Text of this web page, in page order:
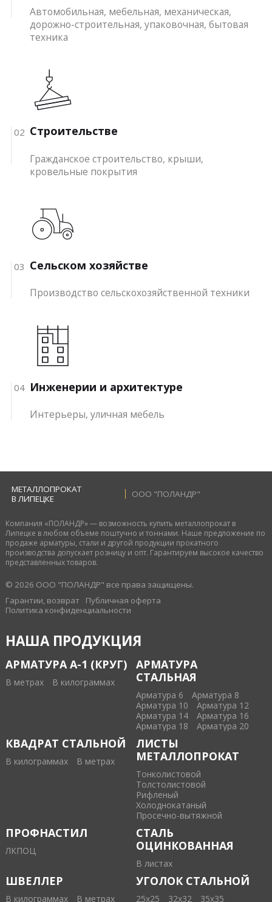
Автомобильная, мебельная, механическая,
дорожно-строительная, упаковочная, бытовая
техника
02 Строительстве
Гражданское строительство, крыши,
кровельные покрытия
03 Сельском хозяйстве
Производство сельскохозяйственной техники
04 Инженерии и архитектуре
Интерьеры, уличная мебель
МЕТАЛЛОПРОКАТ
В ЛИПЕЦКЕ
ООО "ПОЛАНДР"
Компания «ПОЛАНДР» — возможность купить металлопрокат в
Липецке в любом объеме поштучно и тоннами. Наше предложение по
продаже арматуры, стали и другой продукции прокатного
производства допускает розницу и опт. Гарантируем высокое качество
представленных товаров.
© 2026 ООО "ПОЛАНДР" все права защищены.
Гарантии, возврат
Публичная оферта
Политика конфиденциальности
НАША ПРОДУКЦИЯ
АРМАТУРА А-1 (КРУГ)
В метрах В килограммах
АРМАТУРА
СТАЛЬНАЯ
Арматура 6
Арматура 8
Арматура 10
Арматура 12
Арматура 14
Арматура 16
Арматура 18
Арматура 20
КВАДРАТ СТАЛЬНОЙ
В килограммах В метрах
ЛИСТЫ
МЕТАЛЛОПРОКАТ
Тонколистовой
Толстолистовой
Рифленый
Холоднокатаный
Проcечно-вытяжной
ПРОФНАСТИЛ
ЛКПОЦ
СТАЛЬ
ОЦИНКОВАННАЯ
В листах
ШВЕЛЛЕР
В килограммах В метрах
УГОЛОК СТАЛЬНОЙ
25х25 32х32 35х35